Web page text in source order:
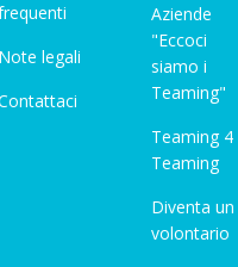
Note legali
Aziende
"Eccoci
siamo i
Teaming"
Teaming 4
Teaming
Diventa un
volontario